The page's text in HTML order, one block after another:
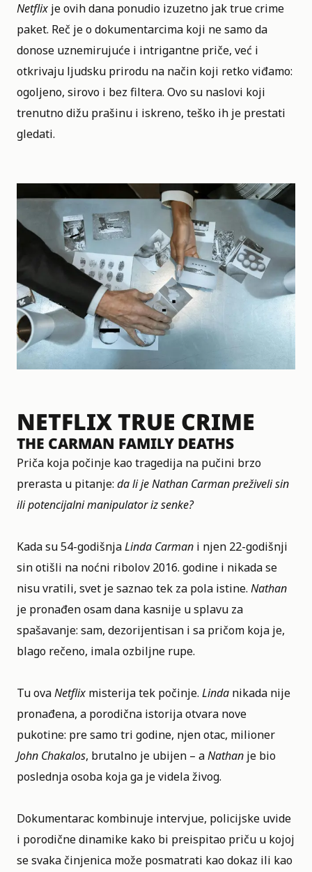
Netflix je ovih dana ponudio izuzetno jak true crime
paket. Reč je o dokumentarcima koji ne samo da
donose uznemirujuće i intrigantne priče, već i
otkrivaju ljudsku prirodu na način koji retko viđamo:
ogoljeno, sirovo i bez filtera. Ovo su naslovi koji
trenutno dižu prašinu i iskreno, teško ih je prestati
gledati.
NETFLIX TRUE CRIME
THE CARMAN FAMILY DEATHS
Priča koja počinje kao tragedija na pučini brzo
prerasta u pitanje: da li je Nathan Carman preživeli sin
ili potencijalni manipulator iz senke?
Kada su 54-godišnjaLinda Carman i njen 22-godišnji
sin otišli na noćni ribolov 2016. godine i nikada se
nisu vratili, svet je saznao tek za pola istine. Nathan
je pronađen osam dana kasnije u splavu za
spašavanje: sam, dezorijentisan i sa pričom koja je,
blago rečeno, imala ozbiljne rupe.
Tu ovaNetflix misterija tek počinje. Linda nikada nije
pronađena, a porodična istorija otvara nove
pukotine: pre samo tri godine, njen otac, milioner
John Chakalos, brutalno je ubijen – aNathan je bio
poslednja osoba koja ga je videla živog.
Dokumentarac kombinuje intervjue, policijske uvide
i porodične dinamike kako bi preispitao priču u kojoj
se svaka činjenica može posmatrati kao dokaz ili kao